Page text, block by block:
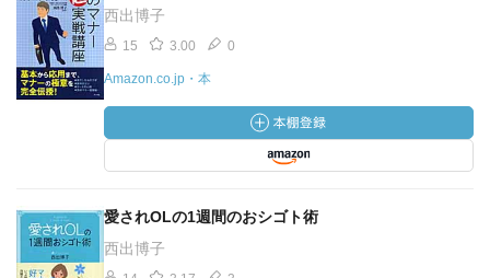
西出博子
15 3.00 0
Amazon.co.jp・本
愛されOLの1週間のおシゴト術
西出博子